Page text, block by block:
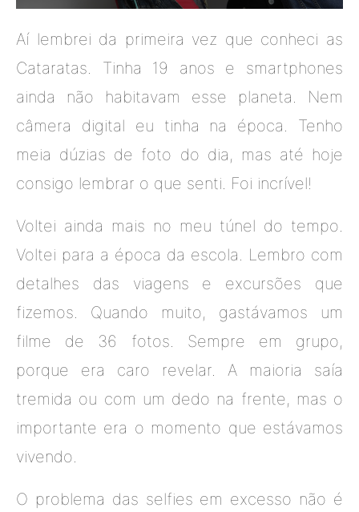
Aí lembrei da primeira vez que conheci as
Cataratas. Tinha 19 anos e smartphones
ainda não habitavam esse planeta. Nem
câmera digital eu tinha na época. Tenho
meia dúzias de foto do dia, mas até hoje
consigo lembrar o que senti. Foi incrível!
Voltei ainda mais no meu túnel do tempo.
Voltei para a época da escola. Lembro com
detalhes das viagens e excursões que
fizemos. Quando muito, gastávamos um
filme de 36 fotos. Sempre em grupo,
porque era caro revelar. A maioria saía
tremida ou com um dedo na frente, mas o
importante era o momento que estávamos
vivendo.
O problema das selfies em excesso não é